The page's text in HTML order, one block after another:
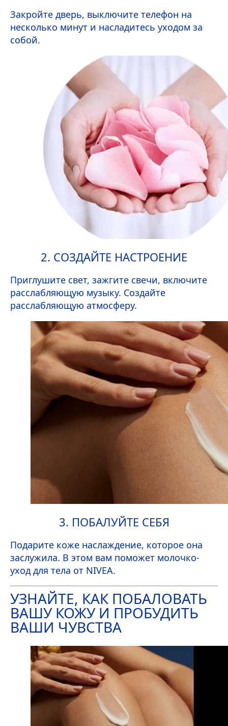
Закройте дверь, выключите телефон на
несколько минут и насладитесь уходом за
собой.
2. СОЗДАЙТЕ НАСТРОЕНИЕ
Приглушите свет, зажгите свечи, включите
расслабляющую музыку. Создайте
расслабляющую атмосферу.
3. ПОБАЛУЙТЕ СЕБЯ
Подарите коже наслаждение, которое она
заслужила. В этом вам поможет молочко-
уход для тела от NIVEA.
УЗНАЙТЕ, КАК ПОБАЛОВАТЬ
ВАШУ КОЖУ И ПРОБУДИТЬ
ВАШИ ЧУВСТВА